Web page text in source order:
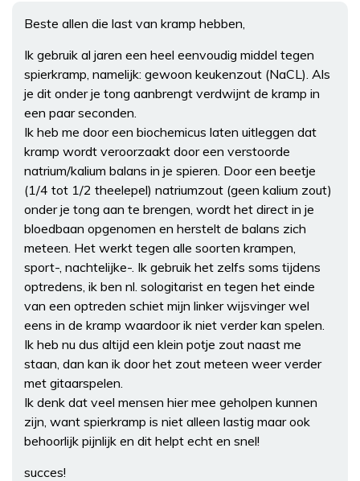
Beste allen die last van kramp hebben,
Ik gebruik al jaren een heel eenvoudig middel tegen
spierkramp, namelijk: gewoon keukenzout (NaCL). Als
je dit onder je tong aanbrengt verdwijnt de kramp in
een paar seconden.
Ik heb me door een biochemicus laten uitleggen dat
kramp wordt veroorzaakt door een verstoorde
natrium/kalium balans in je spieren. Door een beetje
(1/4 tot 1/2 theelepel) natriumzout (geen kalium zout)
onder je tong aan te brengen, wordt het direct in je
bloedbaan opgenomen en herstelt de balans zich
meteen. Het werkt tegen alle soorten krampen,
sport-, nachtelijke-. Ik gebruik het zelfs soms tijdens
optredens, ik ben nl. sologitarist en tegen het einde
van een optreden schiet mijn linker wijsvinger wel
eens in de kramp waardoor ik niet verder kan spelen.
Ik heb nu dus altijd een klein potje zout naast me
staan, dan kan ik door het zout meteen weer verder
met gitaarspelen.
Ik denk dat veel mensen hier mee geholpen kunnen
zijn, want spierkramp is niet alleen lastig maar ook
behoorlijk pijnlijk en dit helpt echt en snel!
succes!